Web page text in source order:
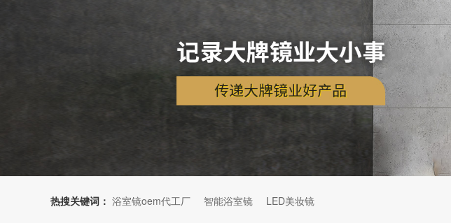
热搜关键词： 浴室镜oem代工厂 智能浴室镜 LED美妆镜